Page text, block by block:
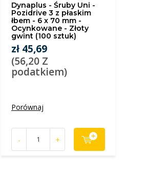
Dynaplus - Śruby Uni -
Pozidrive 3 z płaskim
łbem - 6 x 70 mm -
Ocynkowane - Złoty
gwint (100 sztuk)
zł 45,69
(56,20 Z
podatkiem)
Porównaj
- +